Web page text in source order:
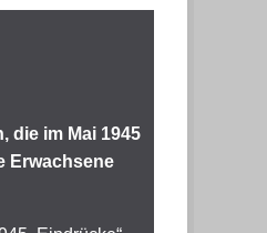
die im Mai 1945
Erwachsene